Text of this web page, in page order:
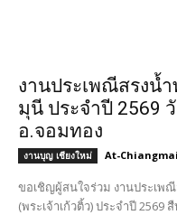
งานประเพณีสรงน้
มุนี ประจำปี 2569
อ.จอมทอง
งานบุญ เชียงใหม่ At-
ขอเชิญผู้สนใจร่วม งานประเพ
(พระเจ้าเก้วติ้ว) ประจำปี